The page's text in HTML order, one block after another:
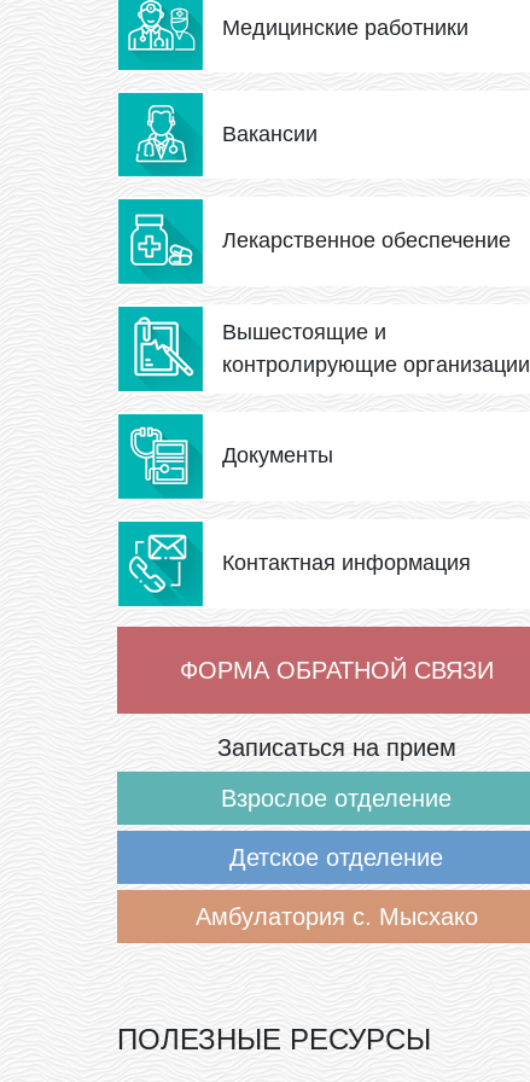
Медицинские работники
Вакансии
Лекарственное обеспечение
Вышестоящие и
контролирующие организации
Документы
Контактная информация
ФОРМА ОБРАТНОЙ СВЯЗИ
Записаться на прием
Взрослое отделение
Детское отделение
Амбулатория с. Мысхако
ПОЛЕЗНЫЕ РЕСУРСЫ